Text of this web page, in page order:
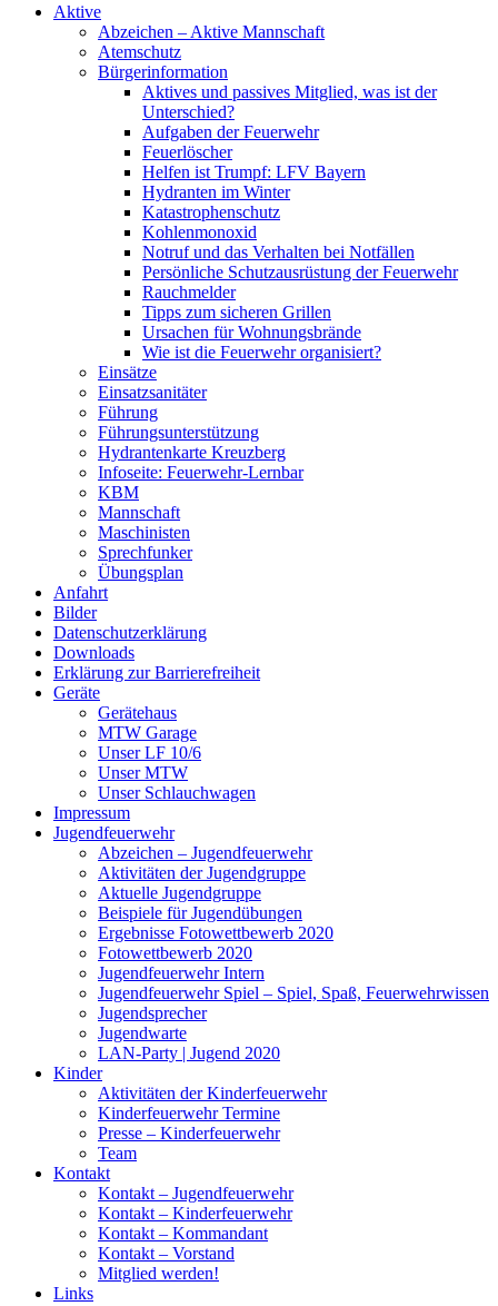
Aktive
Abzeichen – Aktive Mannschaft
Atemschutz
Bürgerinformation
Aktives und passives Mitglied, was ist der
Unterschied?
Aufgaben der Feuerwehr
Feuerlöscher
Helfen ist Trumpf: LFV Bayern
Hydranten im Winter
Katastrophenschutz
Kohlenmonoxid
Notruf und das Verhalten bei Notfällen
Persönliche Schutzausrüstung der Feuerwehr
Rauchmelder
Tipps zum sicheren Grillen
Ursachen für Wohnungsbrände
Wie ist die Feuerwehr organisiert?
Einsätze
Einsatzsanitäter
Führung
Führungsunterstützung
Hydrantenkarte Kreuzberg
Infoseite: Feuerwehr-Lernbar
KBM
Mannschaft
Maschinisten
Sprechfunker
Übungsplan
Anfahrt
Bilder
Datenschutzerklärung
Downloads
Erklärung zur Barriere­frei­heit
Geräte
Gerätehaus
MTW Garage
Unser LF 10/6
Unser MTW
Unser Schlauchwagen
Impressum
Jugendfeuerwehr
Abzeichen – Jugendfeuerwehr
Aktivitäten der Jugendgruppe
Aktuelle Jugendgruppe
Beispiele für Jugendübungen
Ergebnisse Fotowettbewerb 2020
Fotowettbewerb 2020
Jugendfeuerwehr Intern
Jugendfeuerwehr Spiel – Spiel, Spaß, Feuerwehrwissen
Jugendsprecher
Jugendwarte
LAN-Party | Jugend 2020
Kinder
Aktivitäten der Kinderfeuerwehr
Kinderfeuerwehr Termine
Presse – Kinderfeuerwehr
Team
Kontakt
Kontakt – Jugendfeuerwehr
Kontakt – Kinderfeuerwehr
Kontakt – Kommandant
Kontakt – Vorstand
Mitglied werden!
Links